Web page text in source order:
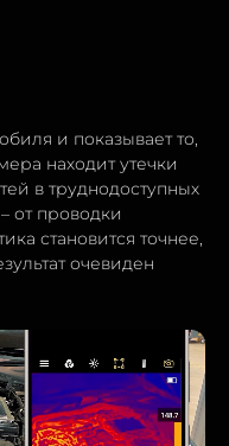
и показывает то,
находит утечки
в труднодоступных
от проводки
становится точнее,
очевиден